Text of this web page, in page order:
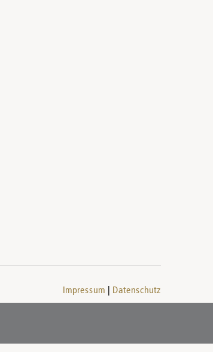
Impressum Datenschutz